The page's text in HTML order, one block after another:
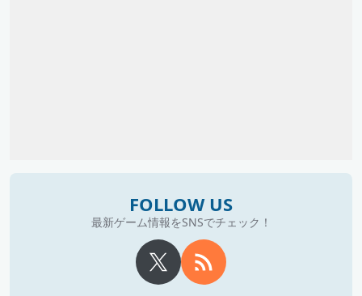
FOLLOW US
最新ゲーム情報をSNSでチェック！